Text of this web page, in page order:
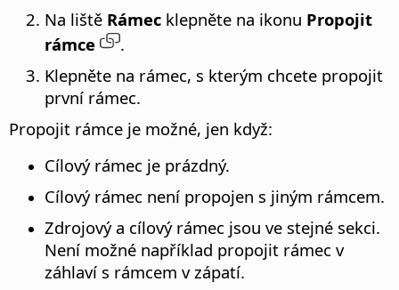
Na liště Rámec klepněte na ikonu Propojit
rámce
.
Klepněte na rámec, s kterým chcete propojit
první rámec.
Propojit rámce je možné, jen když:
Cílový rámec je prázdný.
Cílový rámec není propojen s jiným rámcem.
Zdrojový a cílový rámec jsou ve stejné sekci.
Není možné například propojit rámec v
záhlaví s rámcem v zápatí.